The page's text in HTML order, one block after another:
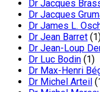
Dr Jacques
Dr Jacques
Dr James L.
Dr Jean Barret
Dr Jean-Loup
Dr Luc Bodin (1)
Dr Max-Henri
Dr Michel Arteil